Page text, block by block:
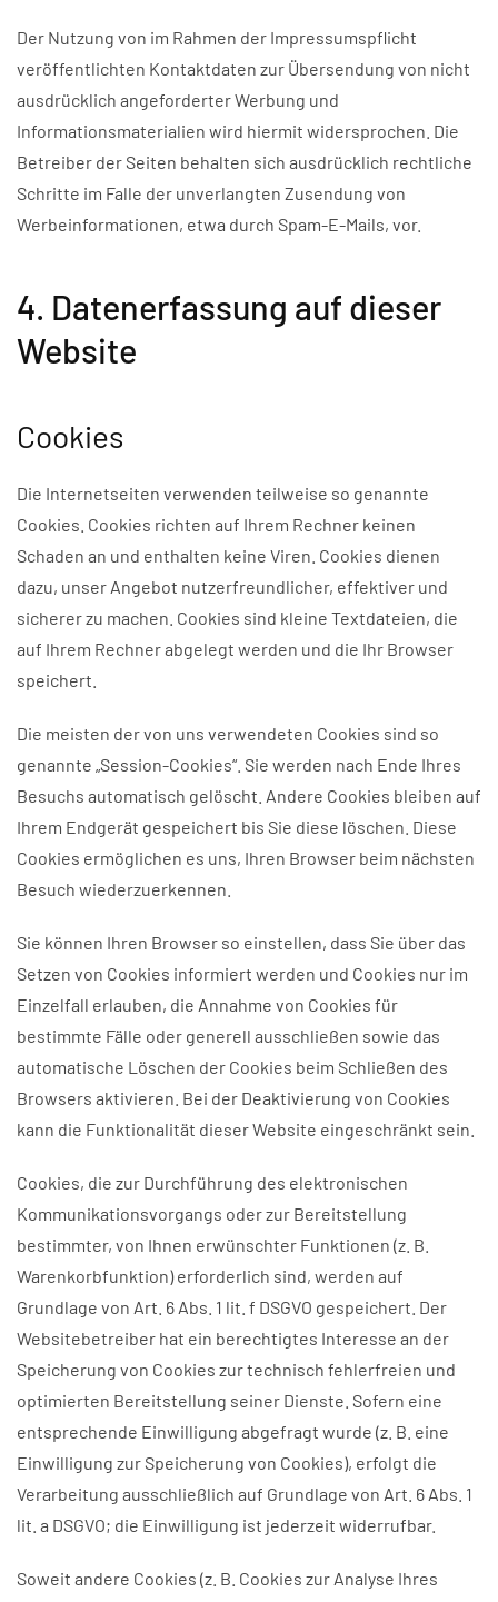
Der Nutzung von im Rahmen der Impressumspflicht
veröffentlichten Kontaktdaten zur Übersendung von nicht
ausdrücklich angeforderter Werbung und
Informationsmaterialien wird hiermit widersprochen. Die
Betreiber der Seiten behalten sich ausdrücklich rechtliche
Schritte im Falle der unverlangten Zusendung von
Werbeinformationen, etwa durch Spam-E-Mails, vor.
4. Datenerfassung auf dieser
Website
Cookies
Die Internetseiten verwenden teilweise so genannte
Cookies. Cookies richten auf Ihrem Rechner keinen
Schaden an und enthalten keine Viren. Cookies dienen
dazu, unser Angebot nutzerfreundlicher, effektiver und
sicherer zu machen. Cookies sind kleine Textdateien, die
auf Ihrem Rechner abgelegt werden und die Ihr Browser
speichert.
Die meisten der von uns verwendeten Cookies sind so
genannte „Session-Cookies“. Sie werden nach Ende Ihres
Besuchs automatisch gelöscht. Andere Cookies bleiben auf
Ihrem Endgerät gespeichert bis Sie diese löschen. Diese
Cookies ermöglichen es uns, Ihren Browser beim nächsten
Besuch wiederzuerkennen.
Sie können Ihren Browser so einstellen, dass Sie über das
Setzen von Cookies informiert werden und Cookies nur im
Einzelfall erlauben, die Annahme von Cookies für
bestimmte Fälle oder generell ausschließen sowie das
automatische Löschen der Cookies beim Schließen des
Browsers aktivieren. Bei der Deaktivierung von Cookies
kann die Funktionalität dieser Website eingeschränkt sein.
Cookies, die zur Durchführung des elektronischen
Kommunikationsvorgangs oder zur Bereitstellung
bestimmter, von Ihnen erwünschter Funktionen (z. B.
Warenkorbfunktion) erforderlich sind, werden auf
Grundlage von Art. 6 Abs. 1 lit. f DSGVO gespeichert. Der
Websitebetreiber hat ein berechtigtes Interesse an der
Speicherung von Cookies zur technisch fehlerfreien und
optimierten Bereitstellung seiner Dienste. Sofern eine
entsprechende Einwilligung abgefragt wurde (z. B. eine
Einwilligung zur Speicherung von Cookies), erfolgt die
Verarbeitung ausschließlich auf Grundlage von Art. 6 Abs. 1
lit. a DSGVO; die Einwilligung ist jederzeit widerrufbar.
Soweit andere Cookies (z. B. Cookies zur Analyse Ihres